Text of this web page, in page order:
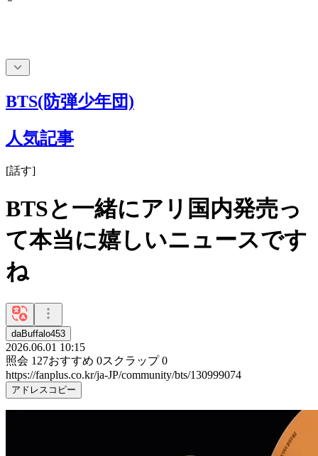
BTS(防弾少年団)
人気記事
[話す]
BTSと一緒にアリ国内発売っ
て本当に嬉しいニュースです
ね
daBuffalo453
2026.06.01 10:15
照会 127おすすめ 0スクラップ 0
https://fanplus.co.kr/ja-JP/community/bts/130999074
アドレスコピー